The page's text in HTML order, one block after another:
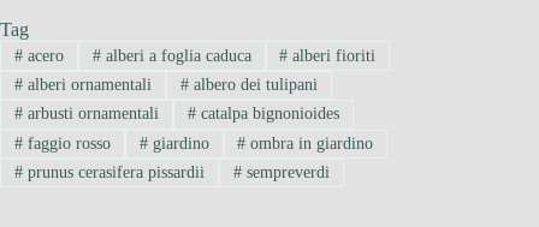
Tag
#acero #alberi a foglia caduca # alberi fioriti
#alberi ornamentali #albero dei tulipani
#arbusti ornamentali #catalpa bignonioides
#faggio rosso #giardino # ombra in giardino
#prunus cerasifera pissardii #sempreverdi